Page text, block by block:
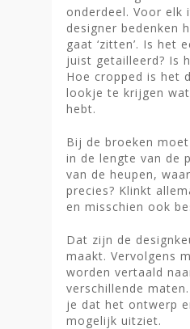
onderdeel. Voor elk
designer bedenken
gaat ‘zitten’. Is het
juist getailleerd? Is
Hoe cropped is het
lookje te krijgen
hebt.
Bij de broeken
in de lengte van de
van de heupen,
precies? Klinkt
en misschien ook
Dat zijn de
maakt. Vervolgens
worden vertaald
verschillende
je dat het ontwerp
mogelijk uitziet.